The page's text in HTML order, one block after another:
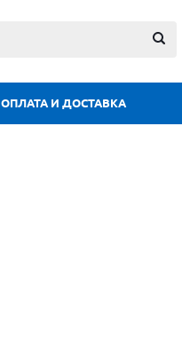
ОПЛАТА И ДОСТАВКА